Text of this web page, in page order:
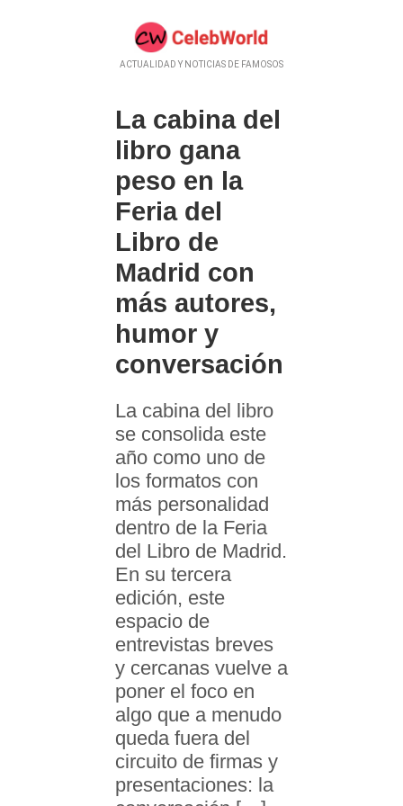
ACTUALIDAD Y NOTICIAS DE FAMOSOS
La cabina del
libro gana
peso en la
Feria del
Libro de
Madrid con
más autores,
humor y
conversación
La cabina del libro
se consolida este
año como uno de
los formatos con
más personalidad
dentro de la Feria
del Libro de Madrid.
En su tercera
edición, este
espacio de
entrevistas breves
y cercanas vuelve a
poner el foco en
algo que a menudo
queda fuera del
circuito de firmas y
presentaciones: la